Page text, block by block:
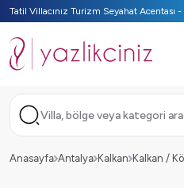
Tatil Villacınız Turizm Seyahat Acentası
Villa, bölge veya kategori ara
Anasayfa Antalya Kalkan Kalkan /